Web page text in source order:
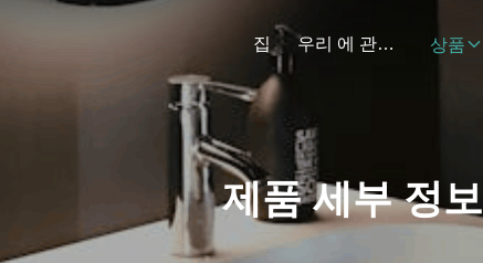
집 우리 에 관한 것 상품
제품 세부 정보